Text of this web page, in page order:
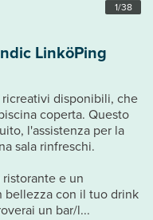
1/38
LinköPing
disponibili, che
coperta. Questo
l'assistenza per la
sala rinfreschi.
e un
bellezza con il tuo drink
un bar/l...